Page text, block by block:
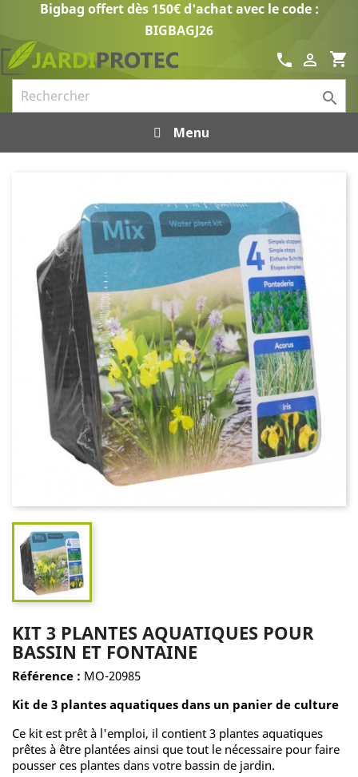
Bigbag offert dès 150€ d'achat avec le code :
BIGBAGJ26
shopping_cart

call

Menu
KIT 3 PLANTES AQUATIQUES POUR
BASSIN ET FONTAINE
Référence : MO-20985
Kit de 3 plantes aquatiques dans un panier de culture
Ce kit est prêt à l'emploi, il contient 3 plantes aquatiques
prêtes à être plantées ainsi que tout le nécessaire pour faire
pousser ces plantes dans votre bassin de jardin.